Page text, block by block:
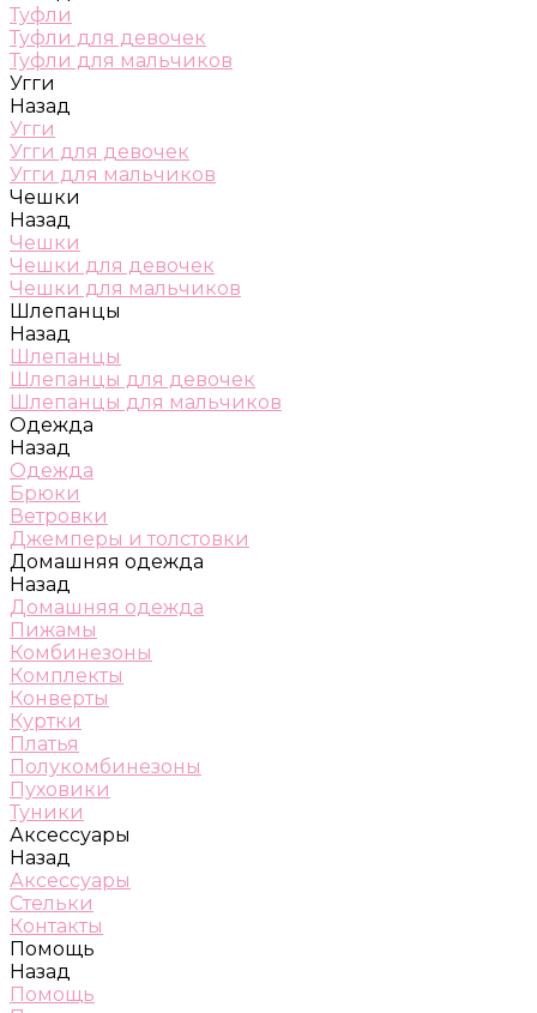
Туфли
Туфли для девочек
Туфли для мальчиков
Угги
Назад
Угги
Угги для девочек
Угги для мальчиков
Чешки
Назад
Чешки
Чешки для девочек
Чешки для мальчиков
Шлепанцы
Назад
Шлепанцы
Шлепанцы для девочек
Шлепанцы для мальчиков
Одежда
Назад
Одежда
Брюки
Ветровки
Джемперы и толстовки
Домашняя одежда
Назад
Домашняя одежда
Пижамы
Комбинезоны
Комплекты
Конверты
Куртки
Платья
Полукомбинезоны
Пуховики
Туники
Аксессуары
Назад
Аксессуары
Стельки
Контакты
Помощь
Назад
Помощь